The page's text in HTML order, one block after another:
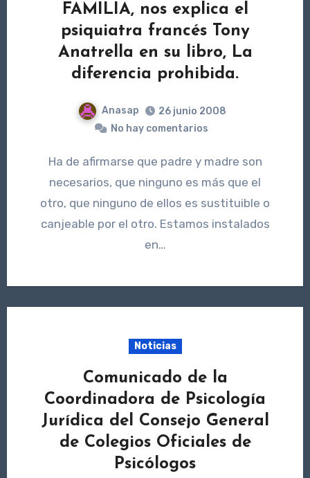
FAMILIA, nos explica el
psiquiatra francés Tony
Anatrella en su libro, La
diferencia prohibida.
Anasap
26 junio 2008
No hay comentarios
Ha de afirmarse que padre y madre son
necesarios, que ninguno es más que el
otro, que ninguno de ellos es sustituible o
canjeable por el otro. Estamos instalados
en…
Noticias
Comunicado de la
Coordinadora de Psicología
Jurídica del Consejo General
de Colegios Oficiales de
Psicólogos